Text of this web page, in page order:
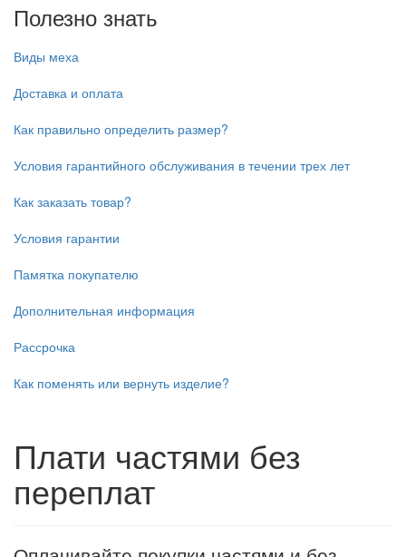
Полезно знать
Виды меха
Доставка и оплата
Как правильно определить размер?
Условия гарантийного обслуживания в течении трех лет
Как заказать товар?
Условия гарантии
Памятка покупателю
Дополнительная информация
Рассрочка
Как поменять или вернуть изделие?
Плати частями без
переплат